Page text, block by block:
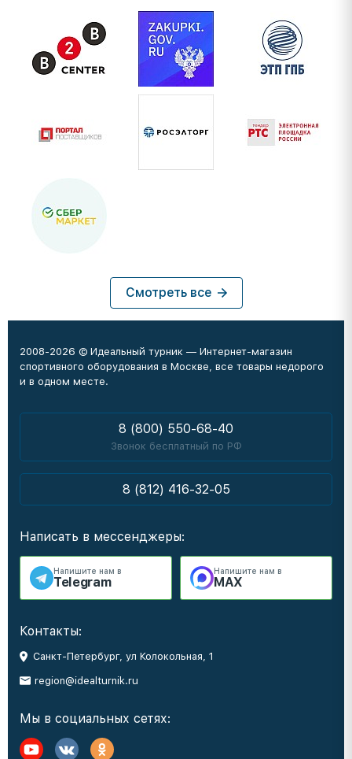
Смотреть все
2008-2026 © Идеальный турник — Интернет-магазин
спортивного оборудования в Москве, все товары недорого
и в одном месте.
8 (800) 550-68-40
Звонок бесплатный по РФ
8 (812) 416-32-05
Написать в мессенджеры:
Напишите нам в
Telegram
Напишите нам в
MAX
Контакты:
Санкт-Петербург, ул Колокольная, 1
region@idealturnik.ru
Мы в социальных сетях: